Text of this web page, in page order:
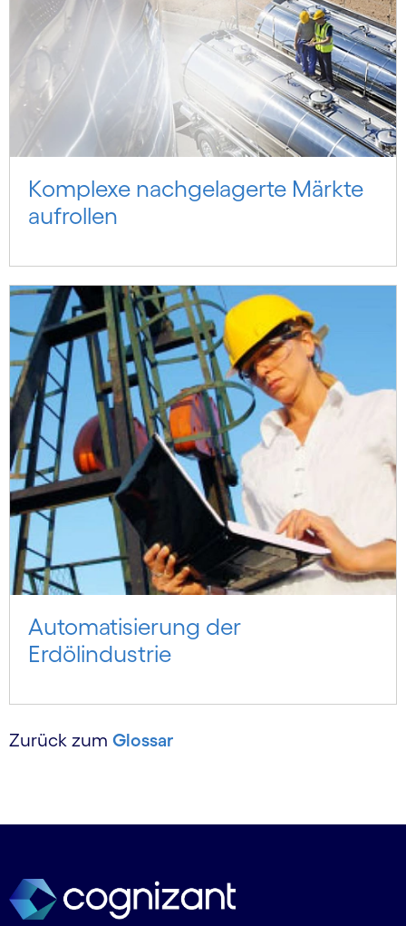
Komplexe nachgelagerte Märkte
aufrollen
Automatisierung der
Erdölindustrie
Zurück zum Glossar